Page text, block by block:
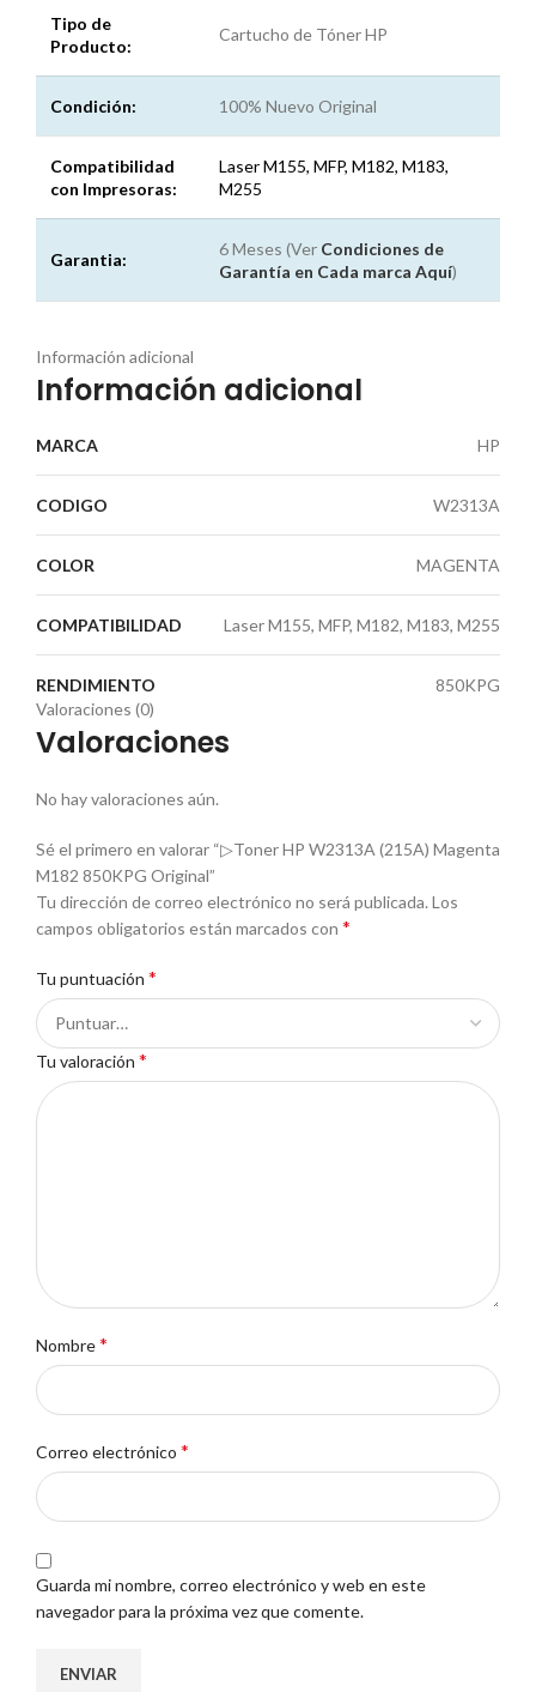
Tipo de
Producto:
Cartucho de Tóner HP
Condición: 100% Nuevo Original
Compatibilidad
con Impresoras:
Laser M155, MFP, M182, M183,
M255
Garantia:
6 Meses (Ver Condiciones de
Garantía en Cada marca Aquí)
Información adicional
Información adicional
MARCA HP
CODIGO W2313A
COLOR MAGENTA
COMPATIBILIDAD Laser M155, MFP, M182, M183, M255
RENDIMIENTO
850KPG
Valoraciones (0)
Valoraciones
No hay valoraciones aún.
Sé el primero en valorar “▷Toner HP W2313A (215A) Magenta
M182 850KPG Original”
Tu dirección de correo electrónico no será publicada. Los
campos obligatorios están marcados con *
Tu puntuación *
Tu valoración *
Nombre*
Correo electrónico *
Guarda mi nombre, correo electrónico y web en este
navegador para la próxima vez que comente.